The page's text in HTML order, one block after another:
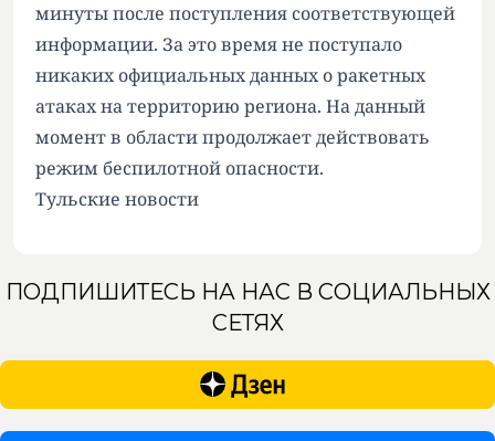
минуты после поступления соответствующей
информации. За это время не поступало
никаких официальных данных о ракетных
атаках на территорию региона. На данный
момент в области продолжает действовать
режим беспилотной опасности.
Тульские новости
ПОДПИШИТЕСЬ НА НАС В СОЦИАЛЬНЫХ
СЕТЯХ